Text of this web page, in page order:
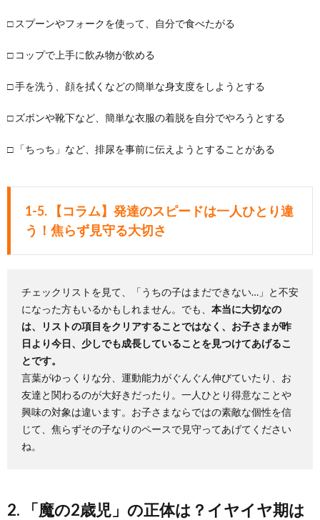
□ スプーンやフォークを使って、自分で食べたがる
□ コップで上手に飲み物が飲める
□ 手を洗う、顔を拭くなどの簡単な身支度をしようとする
□ ズボンや靴下など、簡単な衣服の着脱を自分でやろうとする
□ 「ちっち」など、排尿を事前に伝えようとすることがある
1-5. 【コラム】発達のスピードは一人ひとり違
う！焦らず見守る大切さ
チェックリストを見て、「うちの子はまだできない…」と不安
になった方もいるかもしれません。でも、 本当に大切なの
は、リストの項目をクリアすることではなく、お子さまが昨
日より今日、少しでも成長していることを見つけてあげるこ
とです。
言葉がゆっくりな分、運動能力がぐんぐん伸びていたり、お
友達と関わるのが大好きだったり。一人ひとり得意なことや
興味の対象は違います。お子さまならではの素敵な個性を信
じて、焦らずその子なりのペースで見守ってあげてください
ね。
2. 「魔の2歳児」の正体は？イヤイヤ期は